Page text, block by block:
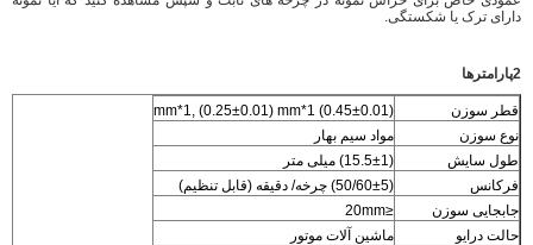
دارای ترک یا شکستگی.
2پارامترها
قطر سوزن
(0.45±0.01) mm*1, (0.25±0.01) mm*1
نوع سوزن
مواد سیم بهار
طول سایش
(15.5±1) میلی متر
فرکانس
(50/60±5) چرخه/ دقیقه (قابل تنظیم)
جابجایی سوزن
≤20mm
حالت درایو
ماشین آلات موتور